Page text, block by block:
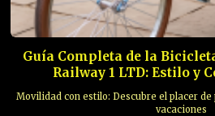
Guía Completa de la
Railway 1 LTD: Estilo y
Movilidad con estilo: Descubre el placer
vacaciones